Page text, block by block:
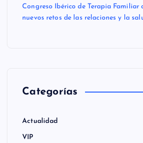
Congreso Ibérico de Terapia Familiar
nuevos retos de las relaciones y la
Categorías
Actualidad
VIP